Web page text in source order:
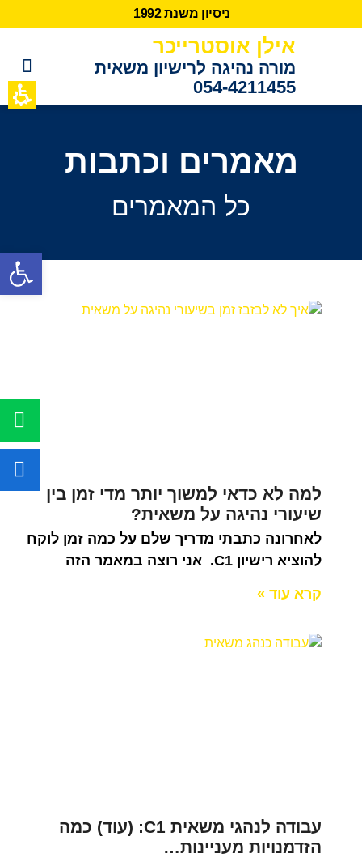
ניסיון משנת 2
9
9
1
אילן אוסטרייכר
מורה נהיגה לרישיון משאית
054-4211455
מאמרים וכתבות
כל המאמרים
למה לא כדאי למשוך יותר מדי זמן בין
שיעורי נהיגה על משאית?
לאחרונה כתבתי מדריך שלם על כמה זמן לוקח
להוציא רישיון C1. אני רוצה במאמר הזה
קרא עוד »
עבודה לנהגי משאית C1: (עוד) כמה
הזדמנויות מעניינות…
פתח סרגל נגישות